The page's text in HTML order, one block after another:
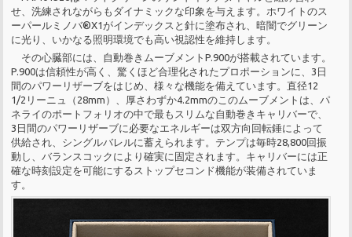
せ、洗練されながらもダイナミックな印象を与えます。ホワイトのス
ーパールミノバ®X1がインデックスと針に塗布され、暗闇でグリーン
に光り、いかなる照明環境でも高い視認性を維持します。
その心臓部には、自動巻きムーブメントP.900が搭載されています。
P.900は信頼性が高く、驚くほど合理化されたプロポーションに、3日
間のパワーリザーブをはじめ、様々な機能を備えています。直径12
1/2リーニュ（28mm）、厚さわずか4.2mmのこのムーブメントは、パ
ネライのポートフォリオの中で最もスリムな自動巻きキャリバーで、
3日間のパワーリザーブに必要なエネルギーは双方向回転錘によって
供給され、シングルバレルに蓄えられます。テンプは毎時28,800回振
動し、バランスコックにより確実に固定されます。キャリバーには正
確な時刻設定を可能にするストップセコンド機能が装備されていま
す。